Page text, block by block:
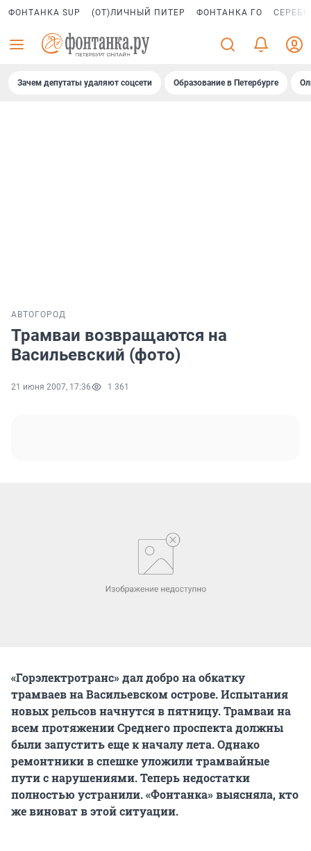
ФОНТАНКА SUP (ОТ)ЛИЧНЫЙ ПИТЕР ФОНТАНКА ГО
Зачем депутаты удаляют соцсети Образование в Петербурге
АВТО ГОРОД
Трамваи возвращаются на
Васильевский (фото)
21 июня 2007, 17:36 1 361
«Горэлектротранс» дал добро на обкатку
трамваев на Васильевском острове. Испытания
новых рельсов начнутся в пятницу. Трамваи на
всем протяжении Среднего проспекта должны
были запустить еще к началу лета. Однако
ремонтники в спешке уложили трамвайные
пути с нарушениями. Теперь недостатки
полностью устранили. «Фонтанка» выясняла, кто
же виноват в этой ситуации.